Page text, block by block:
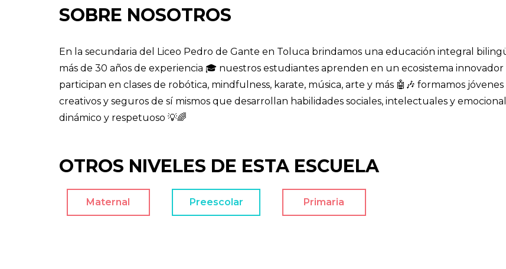
SOBRE NOSOTROS
En la secundaria del Liceo Pedro de Gante en Toluca brindamos una educación integral
más de 30 años de experiencia 🎓 nuestros estudiantes aprenden en un ecosistema innovador
participan en clases de robótica, mindfulness, karate, música, arte y más 🤖🎶 formamos
creativos y seguros de sí mismos que desarrollan habilidades sociales, intelectuales y
dinámico y respetuoso 💡🌈
OTROS NIVELES DE ESTA ESCUELA
Maternal Preescolar Primaria